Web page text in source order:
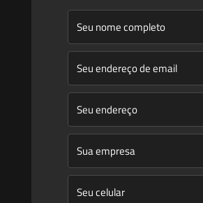
Atuação
Equipe
Publicações
Artigos
Novidades Legislativas
Contato